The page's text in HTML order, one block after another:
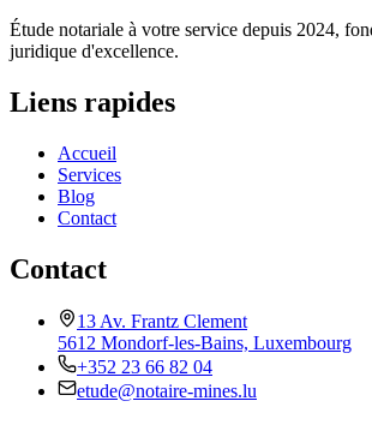
Étude notariale à votre service depuis 2024,
juridique d'excellence.
Liens rapides
Accueil
Services
Blog
Contact
Contact
13 Av. Frantz Clement
5612 Mondorf-les-Bains, Luxembourg
+352 23 66 82 04
etude@notaire-mines.lu